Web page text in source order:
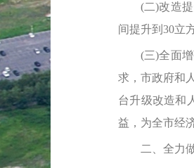
(二)改造提升
间提升到30立
(三)全面增强
求，市政府和
台升级改造和
益，为全市经
二、全力做